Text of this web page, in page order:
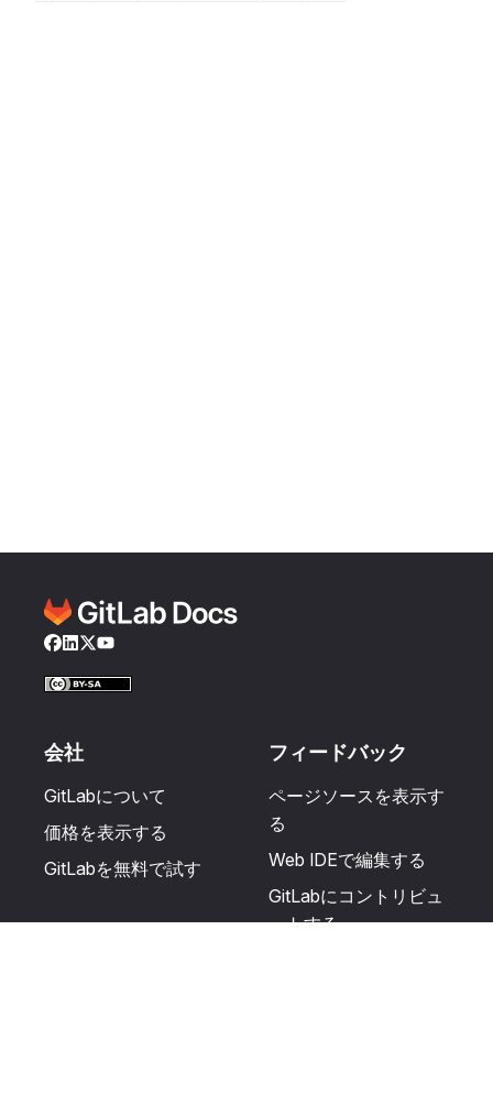
Facebook
LinkedIn
Twitter
YouTube
会社
GitLabについて
価格を表示する
GitLabを無料で試す
フィードバック
ページソースを表示す
る
Web IDEで編集する
GitLabにコントリビュ
ートする